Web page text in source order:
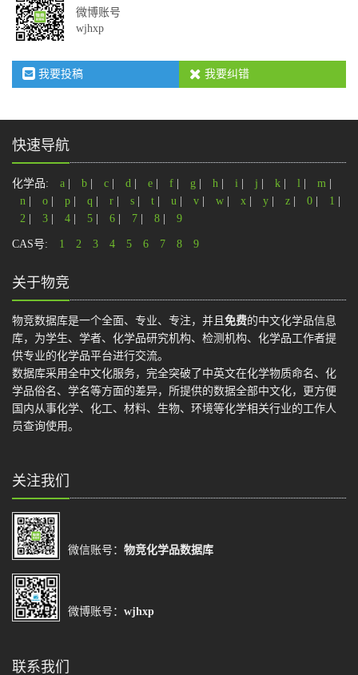
微博账号
wjhxp
我要投稿 我要纠错
快速导航
化学品: a b c d e f g h i j k l m
n
o p q r s t u v w x y z 0 1
2
3 4 5 6 7 8 9
CAS号: 1 2 3 4 5 6 7 8 9
关于物竞
物竞数据库是一个全面、专业、专注，并且 免费的中文化学品信息
库，为学生、学者、化学品研究机构、检测机构、化学品工作者提
供专业的化学品平台进行交流。
数据库采用全中文化服务，完全突破了中英文在化学物质命名、化
学品俗名、学名等方面的差异，所提供的数据全部中文化，更方便
国内从事化学、化工、材料、生物、环境等化学相关行业的工作人
员查询使用。
关注我们
微信账号： 物竞化学品数据库
微博账号： wjhxp
联系我们